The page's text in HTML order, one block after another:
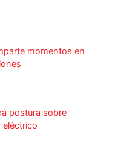
momentos en
postura sobre
eléctrico